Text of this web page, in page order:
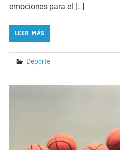
emociones para el […]
LEER MÁS
Deporte